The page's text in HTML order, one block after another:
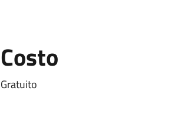
Costo
Gratuito